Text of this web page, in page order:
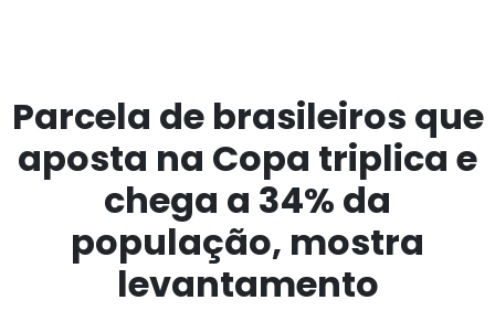
Parcela de brasileiros que
aposta na Copa triplica e
chega a 34% da
população, mostra
levantamento